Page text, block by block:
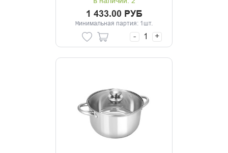
В наличии: 2
1 433.00 РУБ
Минимальная партия: 1шт.
- +